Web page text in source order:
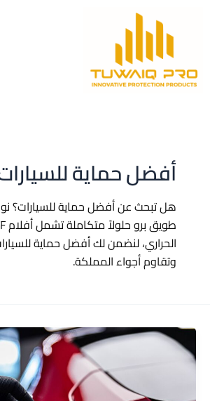
المحتوى
أفضل حماية
هل تبحث عن أفضل حماية للسيارات؟
الحراري، لنضمن لك أفضل حماية
وتقاوم أجواء المملكة.